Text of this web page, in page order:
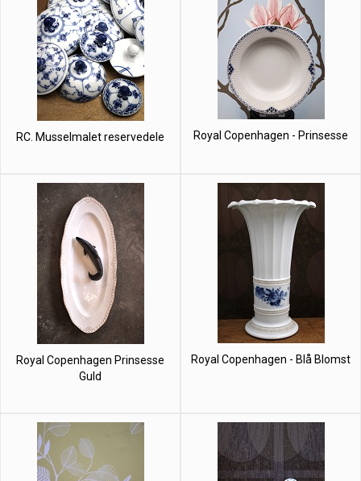
RC. Musselmalet reservedele Royal Copenhagen - Prinsesse
Royal Copenhagen Prinsesse
Guld
Royal Copenhagen - Blå Blomst